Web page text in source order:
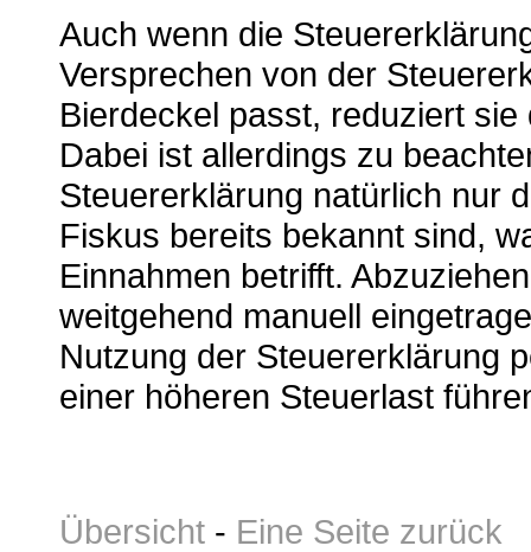
Auch wenn die
Versprechen von der
Bierdeckel passt, reduziert
Dabei ist allerdings zu
Steuererklärung natürlich nur
Fiskus bereits bekannt sind,
Einnahmen betrifft.
weitgehend manuell
Nutzung der Steuererklärung
einer höheren Steuerlast
Übersicht - Eine Seite zurück